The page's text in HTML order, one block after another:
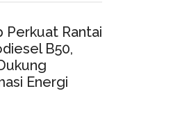
Perkuat Rantai
B50,
Energi